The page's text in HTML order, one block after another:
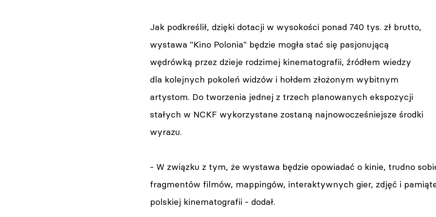
Jak podkreślił, dzięki dotacji w wysokości ponad 740 tys. zł brutto,
wystawa "Kino Polonia" będzie mogła stać się pasjonującą
wędrówką przez dzieje rodzimej kinematografii, źródłem wiedzy
dla kolejnych pokoleń widzów i hołdem złożonym wybitnym
artystom. Do tworzenia jednej z trzech planowanych ekspozycji
stałych w NCKF wykorzystane zostaną najnowocześniejsze środki
wyrazu.
- W związku z tym, że wystawa będzie opowiadać o kinie, trudno
fragmentów filmów, mappingów, interaktywnych gier, zdjęć i
polskiej kinematografii - dodał.